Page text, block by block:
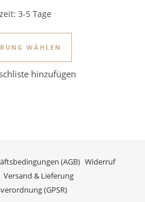
3-5 Tage
WÄHLEN
Dieses Produkt
(AGB) Widerruf
Versand & Lieferung
(GPSR)